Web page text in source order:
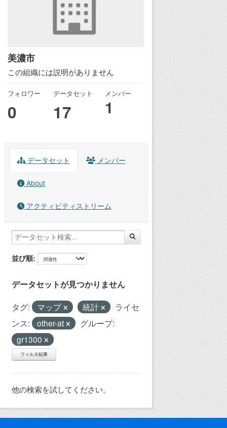
美濃市
この組織には説明がありません
フォロワー
0
データセット
17
メンバー
1
データセット メンバー
About
アクティビティストリーム
並び順
データセットが見つかりません
タグ: マップ 統計
ライセ
ンス:
other-at
グループ:
gr1300
フィルタ結果
他の検索を試してください。